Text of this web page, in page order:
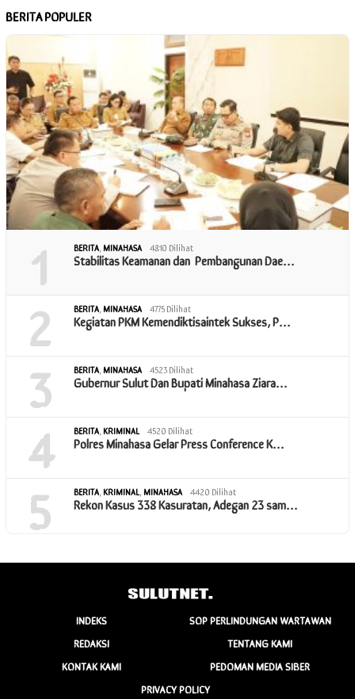
BERITA POPULER
1 BERITA,MINAHASA 4810 Dilihat
Stabilitas Keamanan dan Pembangunan Dae…
2 BERITA,MINAHASA 4775 Dilihat
Kegiatan PKM Kemendiktisaintek Sukses, P…
3 BERITA,MINAHASA 4523 Dilihat
Gubernur Sulut Dan Bupati Minahasa Ziara…
4 BERITA,KRIMINAL 4520 Dilihat
Polres Minahasa Gelar Press Conference K…
5 BERITA,KRIMINAL,MINAHASA 4420 Dilihat
Rekon Kasus 338 Kasuratan, Adegan 23 sam…
INDEKS
SOP PERLINDUNGAN WARTAWAN
REDAKSI
TENTANG KAMI
KONTAK KAMI
PEDOMAN MEDIA SIBER
PRIVACY POLICY